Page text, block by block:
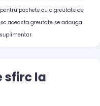
pachete cu o greutate de
aceasta greutate se adauga
sfirc la